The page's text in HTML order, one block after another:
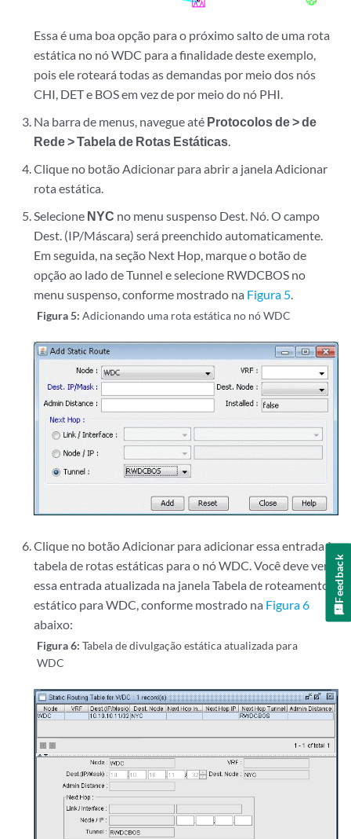
Essa é uma boa opção para o próximo salto de uma rota
estática no nó WDC para a finalidade deste exemplo,
pois ele roteará todas as demandas por meio dos nós
CHI, DET e BOS em vez de por meio do nó PHI.
Na barra de menus, navegue até Protocolos de > de
Rede > Tabela de Rotas Estáticas.
Clique no botão Adicionar para abrir a janela Adicionar
rota estática.
Selecione NYC no menu suspenso Dest. Nó. O campo
Dest. (IP/Máscara) será preenchido automaticamente.
Em seguida, na seção Next Hop, marque o botão de
opção ao lado de Tunnel e selecione RWDCBOS no
menu suspenso, conforme mostrado na Figura 5.
Figura 5:Adicionando uma rota estática no nó WDC
Clique no botão Adicionar para adicionar essa entrada à
tabela de rotas estáticas para o nó WDC. Você deve ver
essa entrada atualizada na janela Tabela de roteamento
estático para WDC, conforme mostrado na Figura 6
abaixo:
Figura 6:Tabela de divulgação estática atualizada para
WDC
Feedback